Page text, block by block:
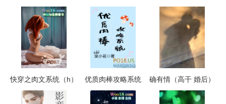
到绝对要报警的程度！
快穿之肉文系统（h）
优质肉棒攻略系统
（np高辣文）
确有情（高干 婚后）